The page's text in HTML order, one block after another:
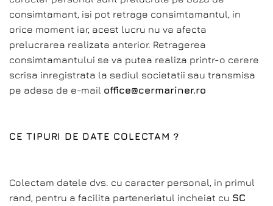
consimtamant, isi pot retrage consimtamantul, in
orice moment iar, acest lucru nu va afecta
prelucrarea realizata anterior. Retragerea
consimtamantului se va putea realiza printr-o cerere
scrisa inregistrata la sediul societatii sau transmisa
pe adesa de e-mail office@cermariner.ro
CE TIPURI DE DATE COLECTAM ?
Colectam datele dvs. cu caracter personal, in primul
rand, pentru a facilita parteneriatul incheiat cu SC